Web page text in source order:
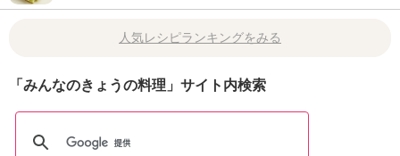
人気レシピランキングをみる
「みんなのきょうの料理」サイト内検索